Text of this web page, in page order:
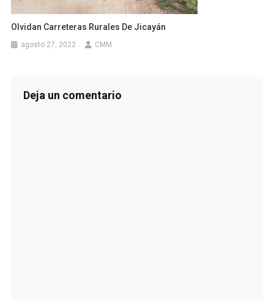
Olvidan Carreteras Rurales De Jicayán
agosto 27, 2022 CMM
Deja un comentario